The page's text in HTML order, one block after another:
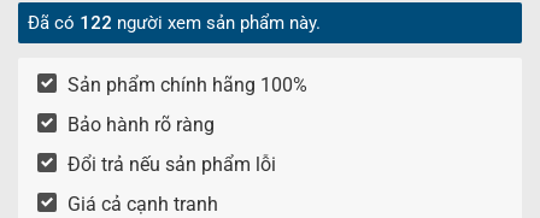
Đã có 122 người xem sản phẩm này.
Sản phẩm chính hãng 100%
Bảo hành rõ ràng
Đổi trả nếu sản phẩm lỗi
Giá cả cạnh tranh